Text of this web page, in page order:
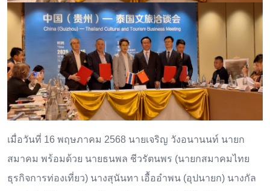
เมื่อวันที่ 16 พฤษภาคม 2568 นายเจริญ วังอนานนท์ นายก
สมาคม พร้อมด้วย นายธนพล ชีวรัตนพร (นายกสมาคมไทย
ธุรกิจการท่องเที่ยว) นางสุนันทา เอื้ออำพน (อุปนายก) นางกัล